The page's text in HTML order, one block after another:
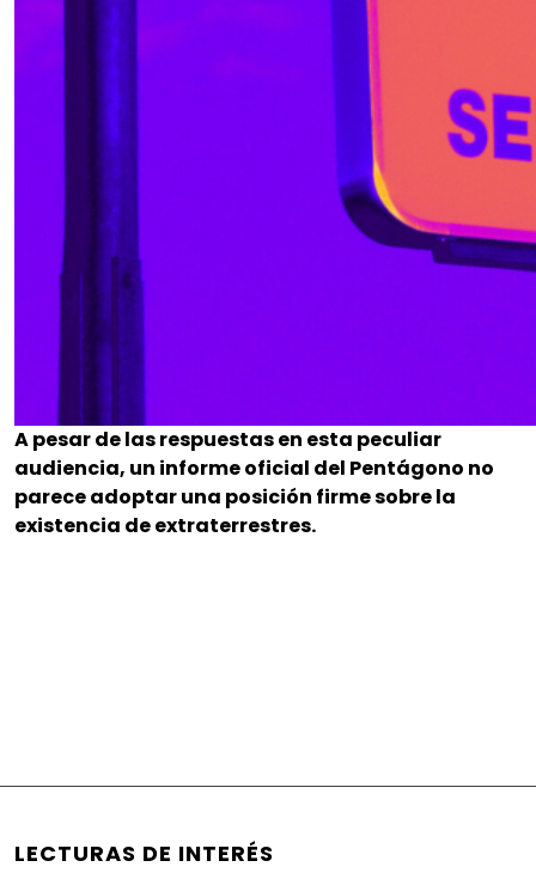
A pesar de las respuestas en esta peculiar
audiencia, un informe oficial del Pentágono no
parece adoptar una posición firme sobre la
existencia de extraterrestres.
LECTURAS DE INTERÉS